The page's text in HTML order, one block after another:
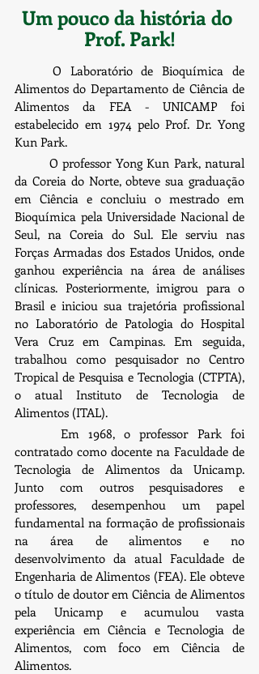
Um pouco da história do
Prof. Park!
Alimentos do Departamento de Ciência de
Alimentos da FEA - UNICAMP foi
estabelecido em 1974 pelo Prof. Dr. Yong
Kun Park.
        O professor Yong Kun Park, natural
da Coreia do Norte, obteve sua graduação
em Ciência e concluiu o mestrado em
Bioquímica pela Universidade Nacional de
Seul, na Coreia do Sul. Ele serviu nas
Forças Armadas dos Estados Unidos, onde
ganhou experiência na área de análises
clínicas. Posteriormente, imigrou para o
Brasil e iniciou sua trajetória profissional
no Laboratório de Patologia do Hospital
Vera Cruz em Campinas. Em seguida,
trabalhou como pesquisador no Centro
Tropical de Pesquisa e Tecnologia (CTPTA),
o atual Instituto de Tecnologia de
Alimentos (ITAL).
contratado como docente na Faculdade de
Tecnologia de Alimentos da Unicamp.
Junto com outros pesquisadores e
professores, desempenhou um papel
fundamental na formação de profissionais
na área de alimentos e no
desenvolvimento da atual Faculdade de
Engenharia de Alimentos (FEA). Ele obteve
o título de doutor em Ciência de Alimentos
pela Unicamp e acumulou vasta
experiência em Ciência e Tecnologia de
Alimentos, com foco em Ciência de
Alimentos.